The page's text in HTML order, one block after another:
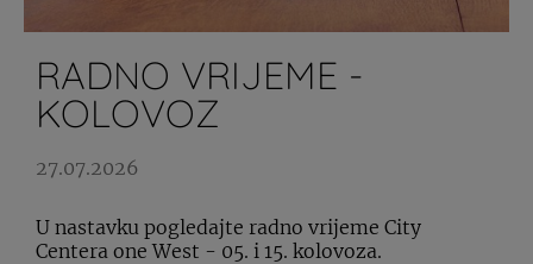
RADNO VRIJEME -
KOLOVOZ
27.07.2026
U nastavku pogledajte radno vrijeme City
Centera one West - 05. i 15. kolovoza.